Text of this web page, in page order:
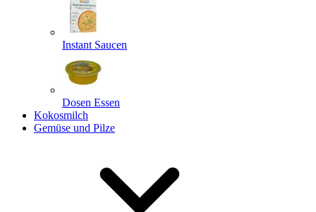
Instant Saucen
Dosen Essen
Kokosmilch
Gemüse und Pilze